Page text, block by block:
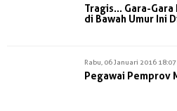
Tragis... Gara-
di Bawah Umur Ini
Rabu, 06 Januari 2016 18:07
Pegawai Pemprov